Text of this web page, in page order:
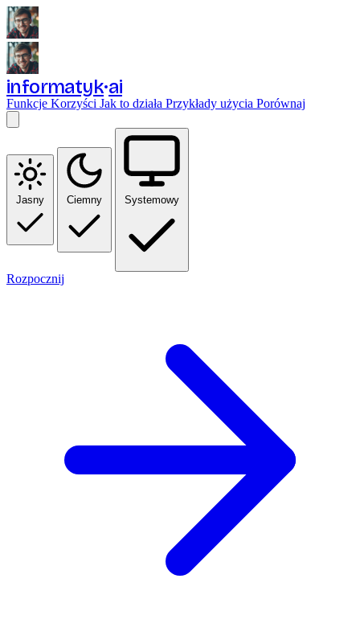
informatyk ai
Funkcje Korzyści Jak to działa Przykłady użycia Porównaj
Jasny Ciemny Systemowy
Rozpocznij